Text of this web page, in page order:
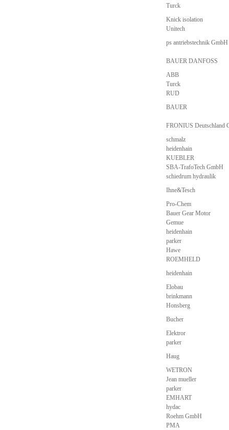
Turck
Knick isolation
Unitech
ps antriebstechnik GmbH
BAUER DANFOSS
ABB
Turck
RUD
BAUER
FRONIUS Deutschland
schmalz
heidenhain
KUEBLER
SBA-TrafoTech GmbH
schiedrum hydraulik
Ihne&Tesch
Pro-Chem
Bauer Gear Motor
Gemue
heidenhain
parker
Hawe
ROEMHELD
heidenhain
Elobau
brinkmann
Honsberg
Bucher
Elektror
parker
Haug
WETRON
Jean mueller
parker
EMHART
hydac
Roehm GmbH
PMA